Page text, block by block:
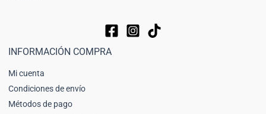
INFORMACIÓN COMPRA
Mi cuenta
Condiciones de envío
Métodos de pago